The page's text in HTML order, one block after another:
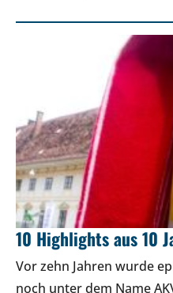
10 Highlights aus 10
Vor zehn Jahren wurde
noch unter dem Name